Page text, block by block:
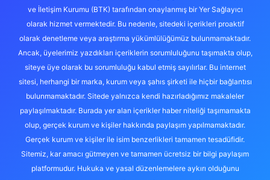
ve İletişim Kurumu (BTK) tarafından onaylanmış bir Yer Sağlayıcı
olarak hizmet vermektedir. Bu nedenle, sitedeki içerikleri proaktif
olarak denetleme veya araştırma yükümlülüğümüz bulunmamaktadır.
Ancak, üyelerimiz yazdıkları içeriklerin sorumluluğunu taşımakta olup,
siteye üye olarak bu sorumluluğu kabul etmiş sayılırlar. Bu internet
sitesi, herhangi bir marka, kurum veya şahıs şirketi ile hiçbir bağlantısı
bulunmamaktadır. Sitede yalnızca kendi hazırladığımız makaleler
paylaşılmaktadır. Burada yer alan içerikler haber niteliği taşımamakta
olup, gerçek kurum ve kişiler hakkında paylaşım yapılmamaktadır.
Gerçek kurum ve kişiler ile isim benzerlikleri tamamen tesadüfidir.
Sitemiz, kar amacı gütmeyen ve tamamen ücretsiz bir bilgi paylaşım
platformudur. Hukuka ve yasal düzenlemelere aykırı olduğunu